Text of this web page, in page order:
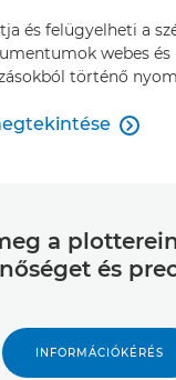
és felügyelheti a
webes és
történő

a
és
INFORMÁCIÓKÉRÉS